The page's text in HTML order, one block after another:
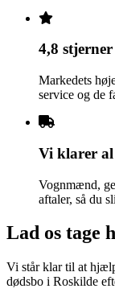
4,8
Markedets
service og de
Vi klarer
Vognmænd,
aftaler, så du
Lad os tage
Vi står klar til at
dødsbo i Roskilde